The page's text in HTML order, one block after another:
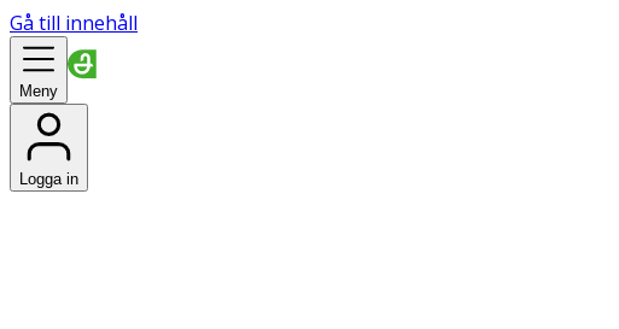
Gå till innehåll
Meny
Logga in